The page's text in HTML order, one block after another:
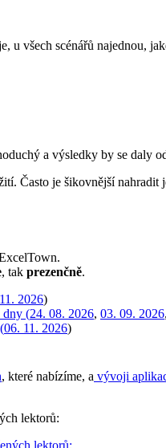
u všech scénářů najednou,
a výsledky by se daly
Často je šikovnější
, tak prezenčně.
2026)
dny (24. 08. 2026, 03. 09. 2026,
06. 11. 2026)
, které nabízíme, a vývoji
lektorů: